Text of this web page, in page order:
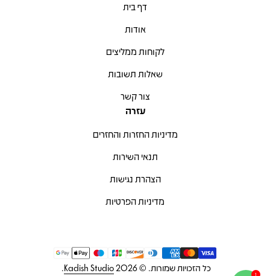
דף בית
אודות
לקוחות ממליצים
שאלות תשובות
צור קשר
עזרה
מדיניות החזרות והחזרים
תנאי השירות
הצהרת נגישות
מדיניות הפרטיות
שיטות תשלום
כל הזכויות שמורות. © 2026 Kadish Studio
.